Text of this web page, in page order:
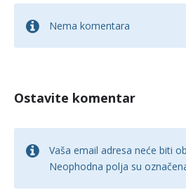
Nema komentara
Ostavite komentar
Vaša email adresa neće biti
Neophodna polja su